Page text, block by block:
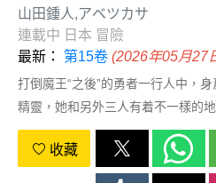
山田鍾人,アベツカサ
連載中 日本 冒險
最新： 第15卷 (2026年05月27
打倒魔王“之後”的勇者一行人中，
精靈，她和另外三人有着不一樣的
界、感受到的事情有着不一樣的看
收藏